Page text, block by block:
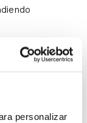
personalizar